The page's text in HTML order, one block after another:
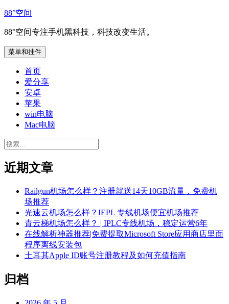
跳
内
容
88°空间
88°空间专注手机黑科技，科技改变生活。
菜单和挂件
首页
爱分享
安卓
苹果
win电脑
Mac电脑
搜
近期文章
Railgun机场怎么样？注册就送14天10GB流量，免费机
场推荐
光速云机场怎么样？IEPL 专线机场便宜机场推荐
青云梯机场怎么样？ | IPLC专线机场，稳定运营6年
在线解析神器推荐|免费提取Microsoft Store应用商店里面
程序离线安装包
土耳其Apple ID账号注册教程及如何充值指南
归档